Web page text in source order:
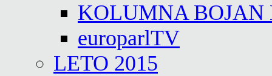
KOLUMNA BOJAN
europarlTV
LETO 2015